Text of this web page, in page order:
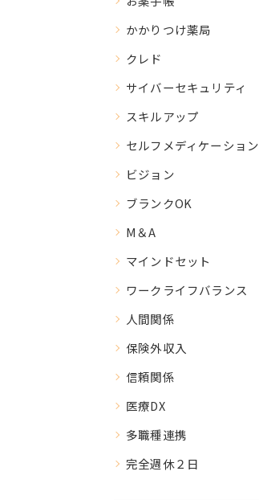
かかりつけ薬局
クレド
サイバーセキュリティ
スキルアップ
セルフメディケーション
ビジョン
ブランクOK
M＆A
マインドセット
ワークライフバランス
人間関係
保険外収入
信頼関係
医療DX
多職種連携
完全週休２日